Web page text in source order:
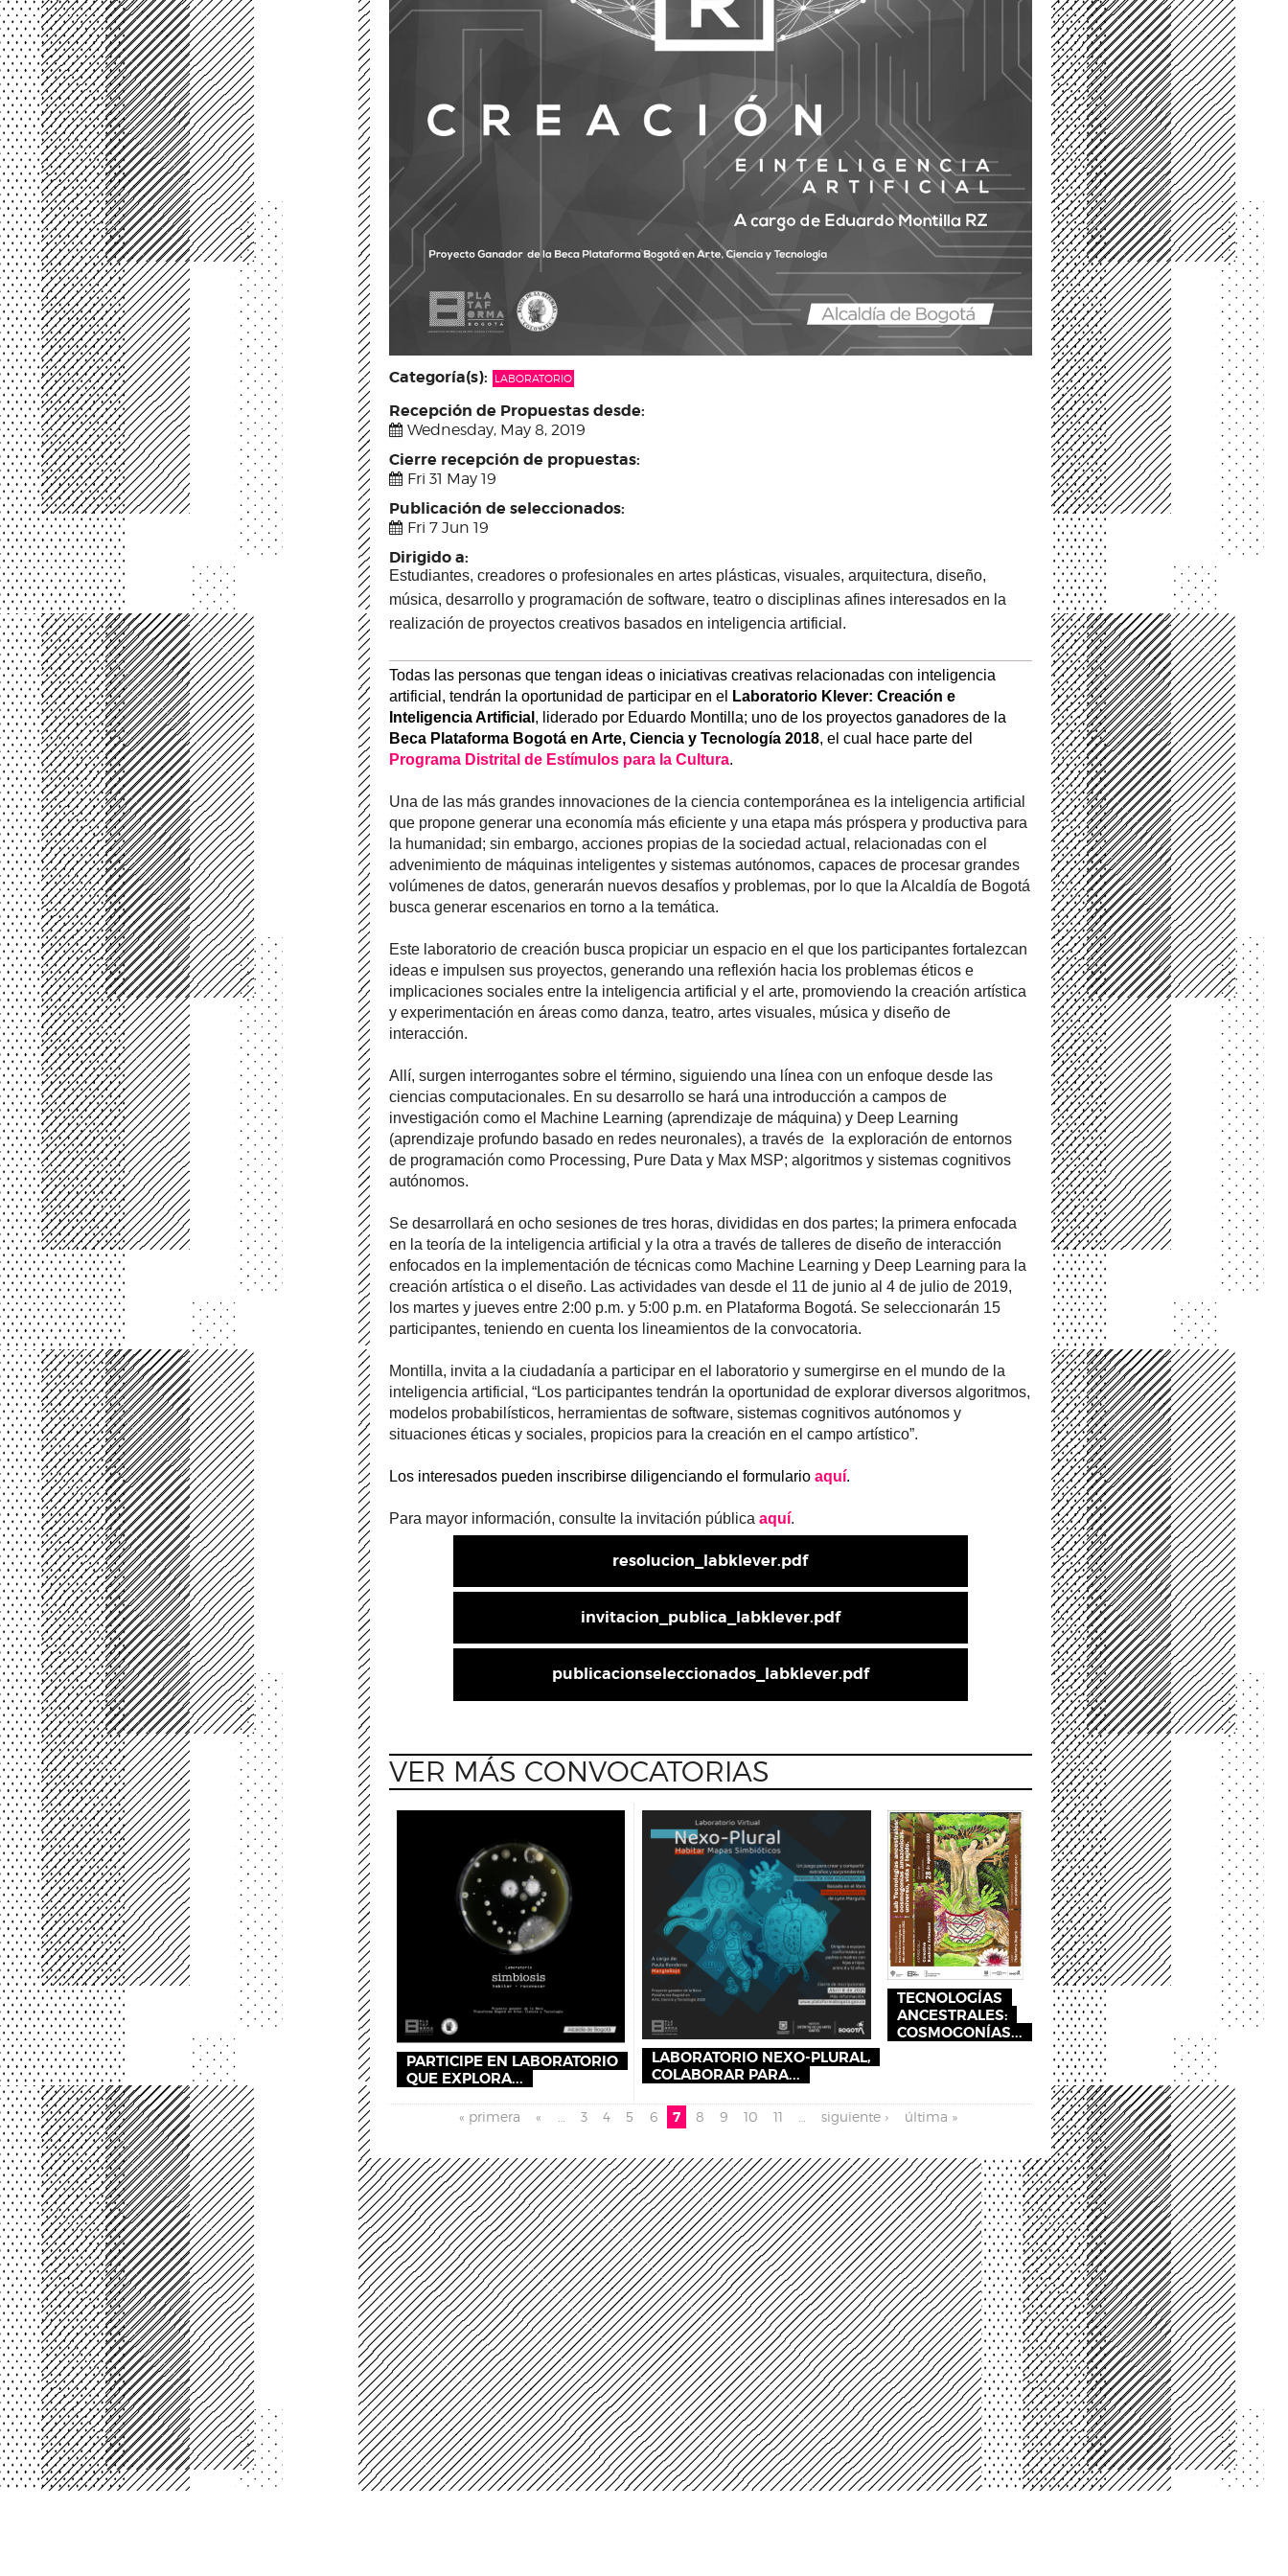
Categoría(s): LABORATORIO
Recepción de Propuestas desde:
Wednesday, May 8, 2019
Cierre recepción de propuestas:
Fri 31 May 19
Publicación de seleccionados:
Fri 7 Jun 19
Dirigido a:
Estudiantes, creadores o profesionales en artes plásticas, visuales, arquitectura, diseño,
música, desarrollo y programación de software, teatro o disciplinas afines interesados en la
realización de proyectos creativos basados en inteligencia artificial.
Todas las personas que tengan ideas o iniciativas creativas relacionadas con inteligencia
artificial, tendrán la oportunidad de participar en el
Laboratorio Klever: Creación e
Inteligencia Artificial
Beca Plataforma Bogotá en Arte, Ciencia y Tecnología 2018
Programa Distrital de Estímulos para la Cultura.
Una de las más grandes innovaciones de la ciencia contemporánea es la inteligencia artificial
que propone generar una economía más eficiente y una etapa más próspera y productiva para
la humanidad; sin embargo, acciones propias de la sociedad actual, relacionadas con el
advenimiento de máquinas inteligentes y sistemas autónomos, capaces de procesar grandes
volúmenes de datos, generarán nuevos desafíos y problemas, por lo que la Alcaldía de Bogotá
busca generar escenarios en torno a la temática.
Este laboratorio de creación busca propiciar un espacio en el que los participantes fortalezcan
ideas e impulsen sus proyectos, generando una reflexión hacia los problemas éticos e
implicaciones sociales entre la inteligencia artificial y el arte, promoviendo la creación artística
y experimentación en áreas como danza, teatro, artes visuales, música y diseño de
interacción.
Allí, surgen interrogantes sobre el término, siguiendo una línea con un enfoque desde las
ciencias computacionales. En su desarrollo se hará una introducción a campos de
investigación como el Machine Learning (aprendizaje de máquina) y Deep Learning
(aprendizaje profundo basado en redes neuronales), a través de  la exploración de entornos
de programación como Processing, Pure Data y Max MSP; algoritmos y sistemas cognitivos
autónomos.
Se desarrollará en ocho sesiones de tres horas, divididas en dos partes; la primera enfocada
en la teoría de la inteligencia artificial y la otra a través de talleres de diseño de interacción
enfocados en la implementación de técnicas como Machine Learning y Deep Learning para la
creación artística o el diseño. Las actividades van desde el 11 de junio al 4 de julio de 2019,
los martes y jueves entre 2:00 p.m. y 5:00 p.m. en Plataforma Bogotá. Se seleccionarán 15
participantes, teniendo en cuenta los lineamientos de la convocatoria.
Montilla, invita a la ciudadanía a participar en el laboratorio y sumergirse en el mundo de la
inteligencia artificial, “Los participantes tendrán la oportunidad de explorar diversos algoritmos,
modelos probabilísticos, herramientas de software, sistemas cognitivos autónomos y
situaciones éticas y sociales, propicios para la creación en el campo artístico”.
Los interesados pueden inscribirse diligenciando el formulario aquí.
Para mayor información, consulte la invitación pública aquí.
resolucion_labklever.pdf
invitacion_publica_labklever.pdf
publicacionseleccionados_labklever.pdf
VER MÁS CONVOCATORIAS
PARTICIPE EN LABORATORIO
QUE EXPLORA...
LABORATORIO NEXO-PLURAL,
COLABORAR PARA...
TECNOLOGÍAS
ANCESTRALES:
COSMOGONÍAS...
« primera « 3 4 5 6 7 8 9 10 11 siguiente › última »